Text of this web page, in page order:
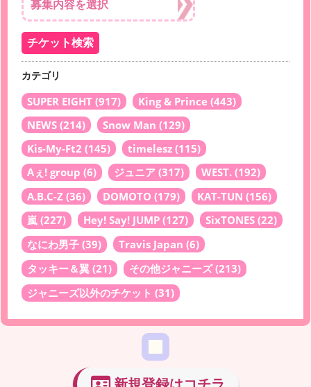
カテゴリ
SUPER EIGHT (917) King & Prince (443)
NEWS (214) Snow Man (129)
Kis-My-Ft2 (145) timelesz (115)
Aぇ! group (6) ジュニア (317) WEST. (192)
A.B.C-Z (36) DOMOTO (179) KAT-TUN (156)
嵐 (227) Hey! Say! JUMP (127) SixTONES (22)
なにわ男子 (39) Travis Japan (6)
タッキー＆翼 (21) その他ジャニーズ(213)
ジャニーズ以外のチケット (31)